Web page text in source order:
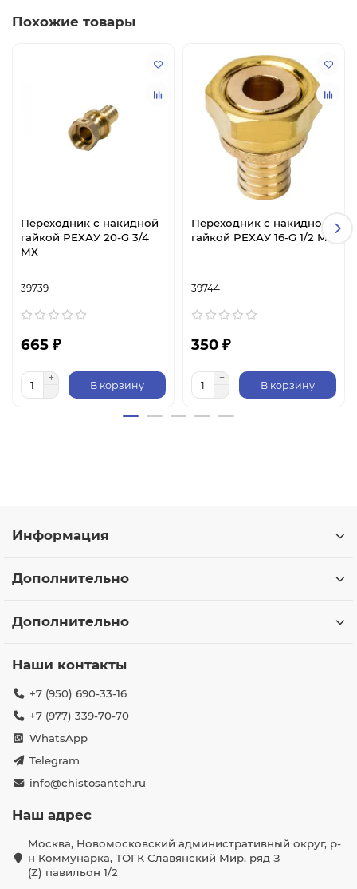
Похожие товары
Переходник с накидной
гайкой РЕХАУ 20-G 3/4
MX
39739
665 ₽
В корзину
Переходник с накидной
гайкой РЕХАУ 16-G 1/2 MX
39744
350 ₽
В корзину
Информация
Дополнительно
Дополнительно
Наши контакты
+7 (950) 690-33-16
+7 (977) 339-70-70
WhatsApp
Telegram
info@chistosanteh.ru
Наш адрес
Москва, Новомосковский административный округ, р-
н Коммунарка, ТОГК Славянский Мир, ряд З
(Z) павильон 1/2